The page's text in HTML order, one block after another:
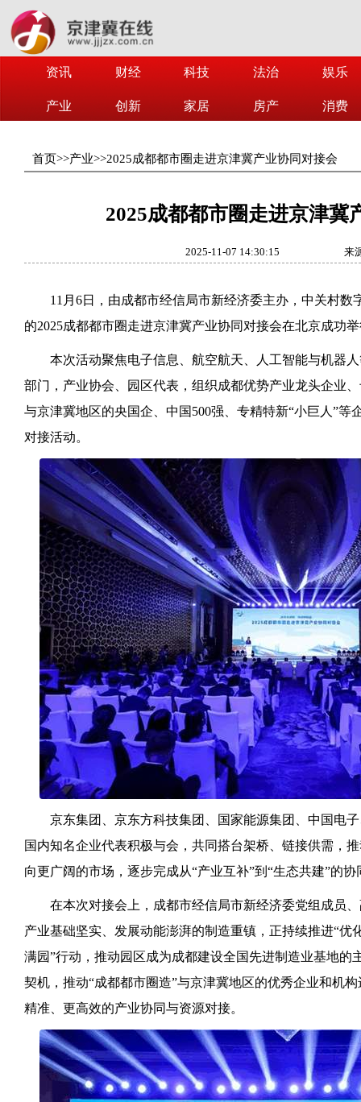
资讯 财经 科技 法治 娱乐
产业 创新 家居 房产 消费
首页>>产业>>2025成都都市圈走进京津冀产业协同对接会
2025成都都市圈走进京津冀
2025-11-07 14:30:15 来
11月6日，由成都市经信局市新经济委主办，中关村
的2025成都都市圈走进京津冀产业协同对接会在北京成功
本次活动聚焦电子信息、航空航天、人工智能与机器
部门，产业协会、园区代表，组织成都优势产业龙头企业
与京津冀地区的央国企、中国500强、专精特新“小巨人”等
对接活动。
京东集团、京东方科技集团、国家能源集团、中国电
国内知名企业代表积极与会，共同搭台架桥、链接供需，
向更广阔的市场，逐步完成从“产业互补”到“生态共建”的协
在本次对接会上，成都市经信局市新经济委党组成员
产业基础坚实、发展动能澎湃的制造重镇，正持续推进“优
满园”行动，推动园区成为成都建设全国先进制造业基地的
契机，推动“成都都市圈造”与京津冀地区的优秀企业和机
精准、更高效的产业协同与资源对接。